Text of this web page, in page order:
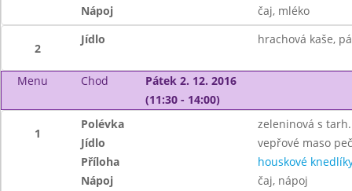
Nápoj
čaj, mléko
2
Jídlo hrachová kaše,
Menu Chod
Pátek 2. 12. 2016
(11:30 - 14:00)
1
Polévka
zeleninová s tarh.
Jídlo
vepřové maso
Příloha
houskové
Nápoj
čaj, nápoj